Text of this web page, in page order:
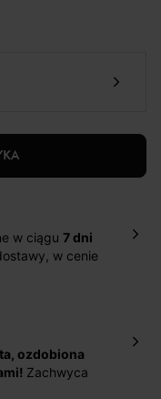
w ciągu 7 dni
w cenie
, a
Zachwyca